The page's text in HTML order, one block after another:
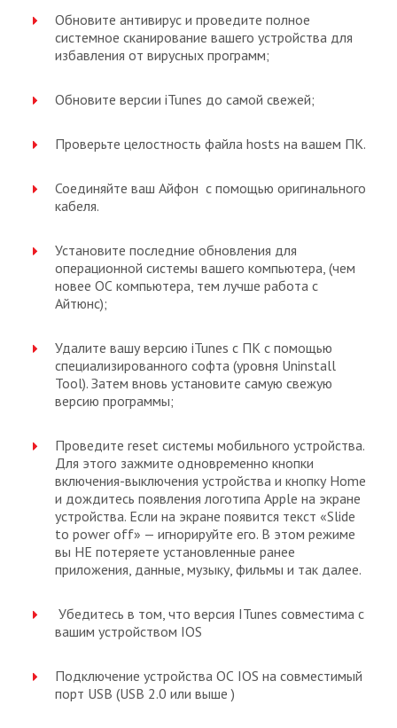
Обновите антивирус и проведите полное
системное сканирование вашего устройства для
избавления от вирусных программ;
Обновите версии iTunes до самой свежей;
Проверьте целостность файла hosts на вашем ПК.
Соединяйте ваш Айфон с помощью оригинального
кабеля.
Установите последние обновления для
операционной системы вашего компьютера, (чем
новее ОС компьютера, тем лучше работа с
Айтюнс);
Удалите вашу версию iTunes с ПК с помощью
специализированного софта (уровня Uninstall
Tool). Затем вновь установите самую свежую
версию программы;
Проведите reset системы мобильного устройства.
Для этого зажмите одновременно кнопки
включения-выключения устройства и кнопку Home
и дождитесь появления логотипа Apple на экране
устройства. Если на экране появится текст «Slide
to power off» — игнорируйте его. В этом режиме
вы НЕ потеряете установленные ранее
приложения, данные, музыку, фильмы и так далее.
Убедитесь в том, что версия ITunes совместима с
вашим устройством IOS
Подключение устройства ОС IOS на совместимый
порт USB (USB 2.0 или выше )